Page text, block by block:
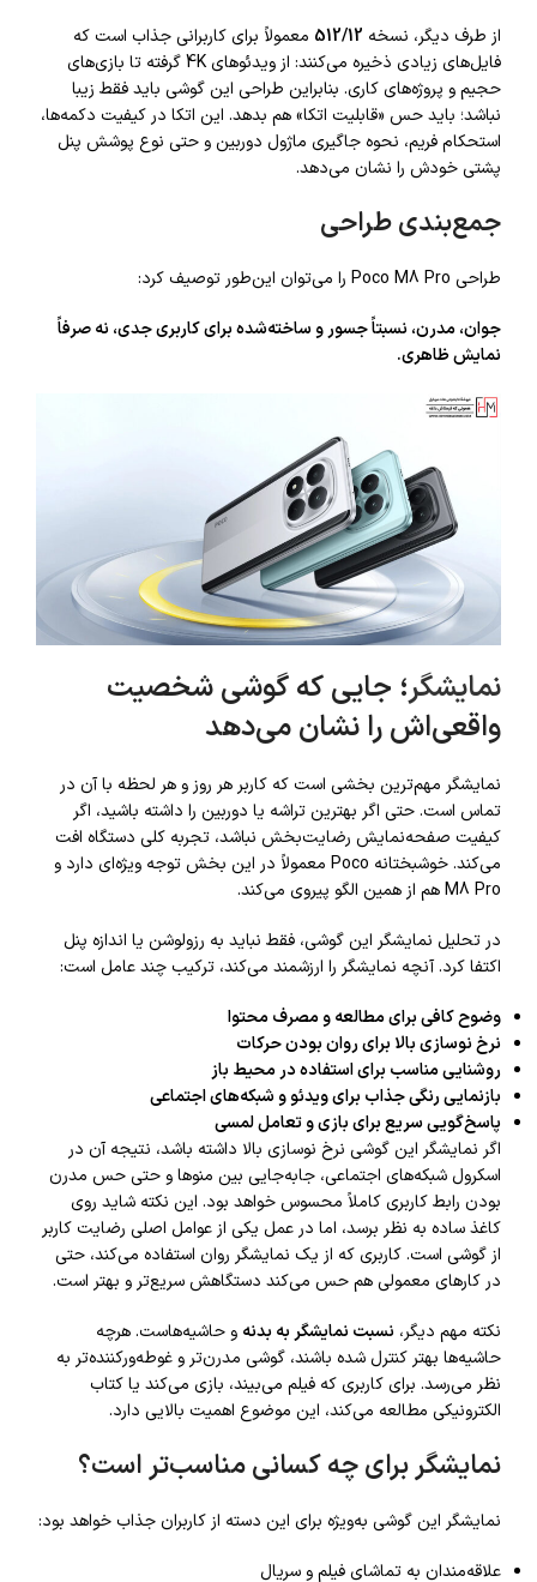
از طرف دیگر، نسخه 512/12 معمولاً برای کاربرانی جذاب است که
فایل‌های زیادی ذخیره می‌کنند: از ویدئوهای 4K گرفته تا بازی‌های
حجیم و پروژه‌های کاری. بنابراین طراحی این گوشی باید فقط زیبا
نباشد؛ باید حس «قابلیت اتکا» هم بدهد. این اتکا در کیفیت دکمه‌ها،
استحکام فریم، نحوه جاگیری ماژول دوربین و حتی نوع پوشش پنل
پشتی خودش را نشان می‌دهد.
جمع‌بندی طراحی
طراحی Poco M8 Pro را می‌توان این‌طور توصیف کرد:
جوان، مدرن، نسبتاً جسور و ساخته‌شده برای کاربری جدی، نه صرفاً
نمایش ظاهری.
نمایشگر؛ جایی که گوشی شخصیت
واقعی‌اش را نشان می‌دهد
نمایشگر مهم‌ترین بخشی است که کاربر هر روز و هر لحظه با آن در
تماس است. حتی اگر بهترین تراشه یا دوربین را داشته باشید، اگر
کیفیت صفحه‌نمایش رضایت‌بخش نباشد، تجربه کلی دستگاه افت
می‌کند. خوشبختانه Poco معمولاً در این بخش توجه ویژه‌ای دارد و
M8 Pro هم از همین الگو پیروی می‌کند.
در تحلیل نمایشگر این گوشی، فقط نباید به رزولوشن یا اندازه پنل
اکتفا کرد. آنچه نمایشگر را ارزشمند می‌کند، ترکیب چند عامل است:
وضوح کافی برای مطالعه و مصرف محتوا
نرخ نوسازی بالا برای روان بودن حرکات
روشنایی مناسب برای استفاده در محیط باز
بازنمایی رنگی جذاب برای ویدئو و شبکه‌های اجتماعی
پاسخ‌گویی سریع برای بازی و تعامل لمسی
اگر نمایشگر این گوشی نرخ نوسازی بالا داشته باشد، نتیجه آن در
اسکرول شبکه‌های اجتماعی، جابه‌جایی بین منوها و حتی حس مدرن
بودن رابط کاربری کاملاً محسوس خواهد بود. این نکته شاید روی
کاغذ ساده به نظر برسد، اما در عمل یکی از عوامل اصلی رضایت کاربر
از گوشی است. کاربری که از یک نمایشگر روان استفاده می‌کند، حتی
در کارهای معمولی هم حس می‌کند دستگاهش سریع‌تر و بهتر است.
نکته مهم دیگر، نسبت نمایشگر به بدنه و حاشیه‌هاست. هرچه
حاشیه‌ها بهتر کنترل شده باشند، گوشی مدرن‌تر و غوطه‌ورکننده‌تر به
نظر می‌رسد. برای کاربری که فیلم می‌بیند، بازی می‌کند یا کتاب
الکترونیکی مطالعه می‌کند، این موضوع اهمیت بالایی دارد.
نمایشگر برای چه کسانی مناسب‌تر است؟
نمایشگر این گوشی به‌ویژه برای این دسته از کاربران جذاب خواهد بود:
علاقه‌مندان به تماشای فیلم و سریال